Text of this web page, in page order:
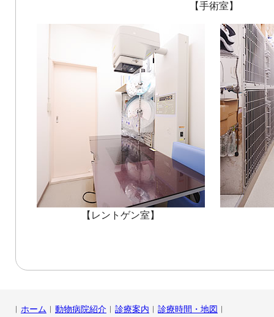
【手術室】
【レントゲン室】
︱ ホーム ︱ 動物病院紹介 ︱ 診療案内 ︱ 診療時間・地図 ︱